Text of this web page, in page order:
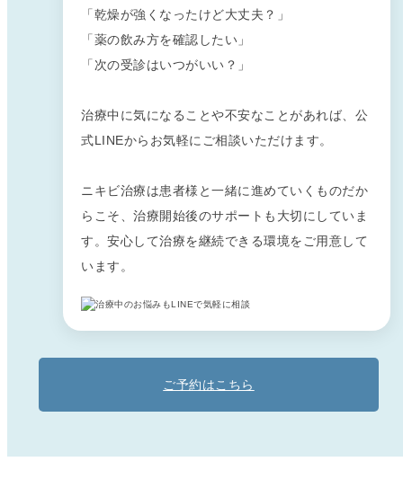
「乾燥が強くなったけど大丈夫？」
「薬の飲み方を確認したい」
「次の受診はいつがいい？」
治療中に気になることや不安なことがあれば、公
式LINEからお気軽にご相談いただけます。
ニキビ治療は患者様と一緒に進めていくものだか
らこそ、治療開始後のサポートも大切にしていま
す。安心して治療を継続できる環境をご用意して
います。
ご予約はこちら